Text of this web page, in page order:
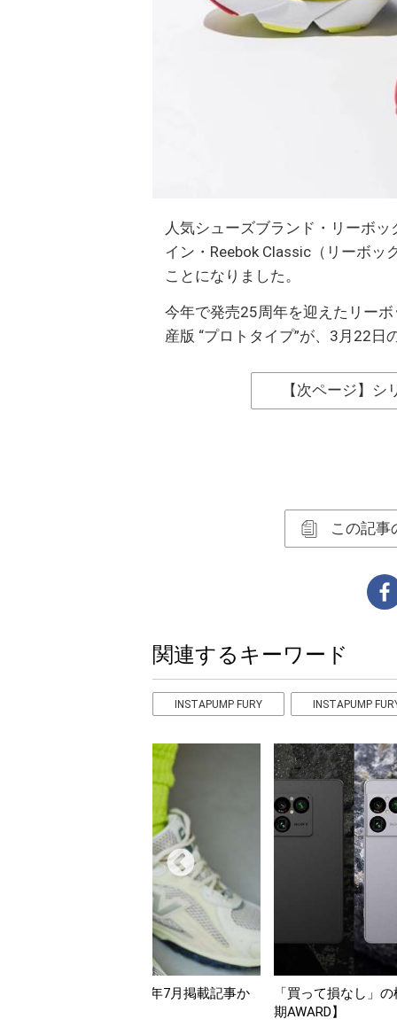
人気シューズブランド・リーボ
イン・Reebok Classic（リーボッ
ことになりました。
今年で発売25周年を迎えたリーボ
産版 “プロトタイプ”が、3月22日
【次ページ】
この記事
関連するキーワード
INSTAPUMP FURY INSTAPUMP
」】2026年7月掲載記事か
「買って損なし」の極上スマホ5